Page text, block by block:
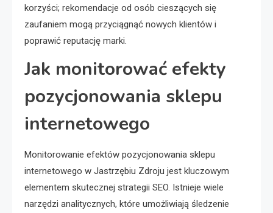
korzyści; rekomendacje od osób cieszących się
zaufaniem mogą przyciągnąć nowych klientów i
poprawić reputację marki.
Jak monitorować efekty
pozycjonowania sklepu
internetowego
Monitorowanie efektów pozycjonowania sklepu
internetowego w Jastrzębiu Zdroju jest kluczowym
elementem skutecznej strategii SEO. Istnieje wiele
narzędzi analitycznych, które umożliwiają śledzenie